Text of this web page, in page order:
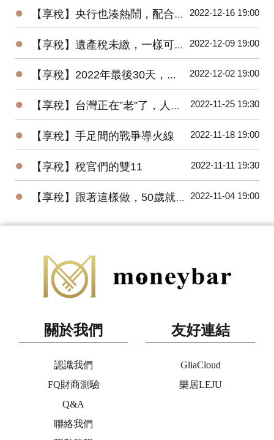
● 【享稅】央行也湊熱鬧，配合”漲”聲，升息半碼 2022-12-16 19:00
● 【享稅】遺產稅未繳，一樣可以辦繼承？ 2022-12-09 19:00
● 【享稅】2022年最後30天，您一定要做的事！ 2022-12-02 19:00
● 【享稅】台灣正在”老”了，人老，房更老！ 2022-11-25 19:30
● 【享稅】手足間的戰爭導火線 2022-11-18 19:00
● 【享稅】稅官們的雙11 2022-11-11 19:30
● 【享稅】跟著這樣做，50歲就一定退休 2022-11-04 19:00
關於我們
認識我們
FQ財商測驗
Q&A
聯絡我們
友好連結
GliaCloud
樂居LEJU